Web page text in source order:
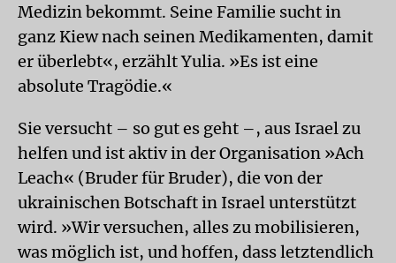
Medizin bekommt. Seine Familie sucht in
ganz Kiew nach seinen Medikamenten, damit
er überlebt«, erzählt Yulia. »Es ist eine
absolute Tragödie.«
Sie versucht – so gut es geht –, aus Israel zu
helfen und ist aktiv in der Organisation »Ach
Leach« (Bruder für Bruder), die von der
ukrainischen Botschaft in Israel unterstützt
wird. »Wir versuchen, alles zu mobilisieren,
was möglich ist, und hoffen, dass letztendlich